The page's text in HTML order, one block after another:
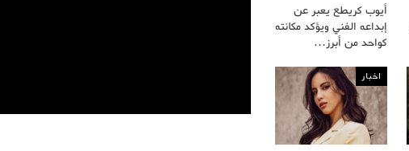
أيوب كريطع يعبر عن
إبداعه الفني ويؤكد مكانته
كواحد من أبرز…
اخبار